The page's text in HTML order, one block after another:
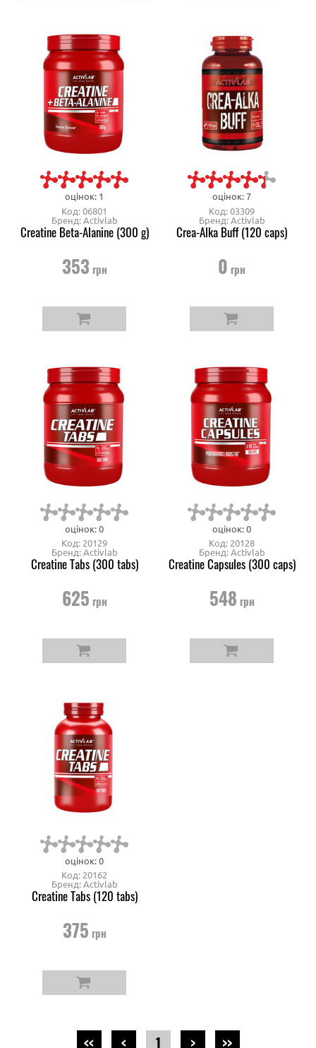
оцінок: 1
Код: 06801
Бренд: Activlab
Creatine Beta-Alanine (300 g)
353 грн
оцінок: 7
Код: 03309
Бренд: Activlab
Crea-Alka Buff (120 caps)
0 грн
оцінок: 0
Код: 20129
Бренд: Activlab
Creatine Tabs (300 tabs)
625 грн
оцінок: 0
Код: 20128
Бренд: Activlab
Creatine Capsules (300 caps)
548 грн
оцінок: 0
Код: 20162
Бренд: Activlab
Creatine Tabs (120 tabs)
375 грн
<< < 1 > >>